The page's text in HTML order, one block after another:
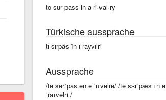
to sur·pass in a ri·val·ry
Türkische aussprache
tı sırpäs în ı rayvılri
Aussprache
/tə sərˈpas ən ə ˈrīvəlrē/ /tə sɜrˈpæs ɪn ə
ˈraɪvəlriː/